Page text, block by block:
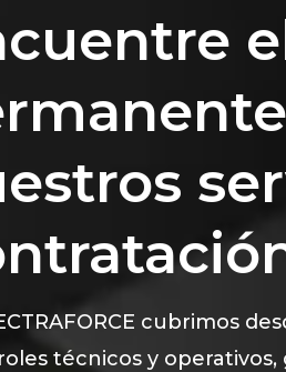
cubrimos
técnicos y